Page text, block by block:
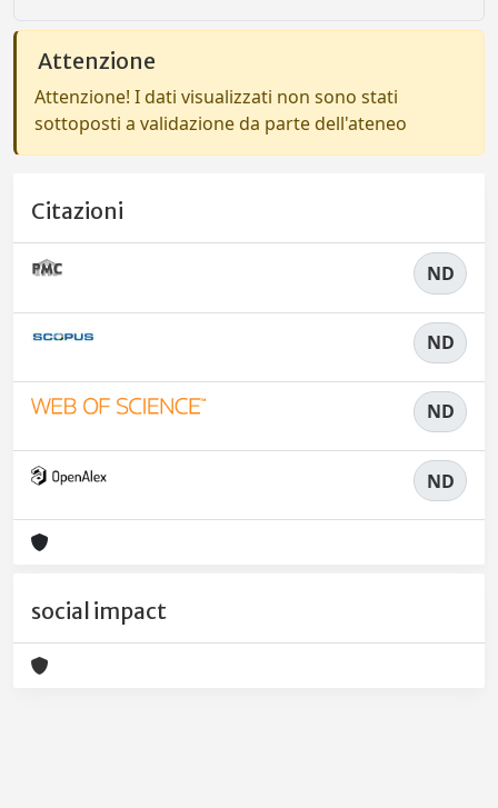
Attenzione
Attenzione! I dati visualizzati non sono stati
sottoposti a validazione da parte dell'ateneo
Citazioni
ND
ND
ND
ND
social impact